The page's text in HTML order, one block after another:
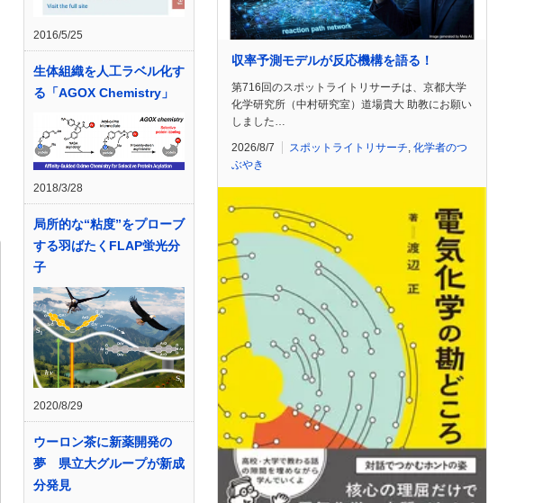
2016/5/25
生体組織を人工ラベル化す
る「AGOX Chemistry」
2018/3/28
局所的な“粘度”をプローブ
する羽ばたくFLAP蛍光分
子
2020/8/29
ウーロン茶に新薬開発の
夢 県立大グループが新成
分発見
収率予測モデルが反応機構を語る！
第716回のスポットライトリサーチは、京都大学
化学研究所（中村研究室）道場貴大 助教にお願い
しました…
2026/8/7 スポットライトリサーチ 化学者のつ
ぶやき